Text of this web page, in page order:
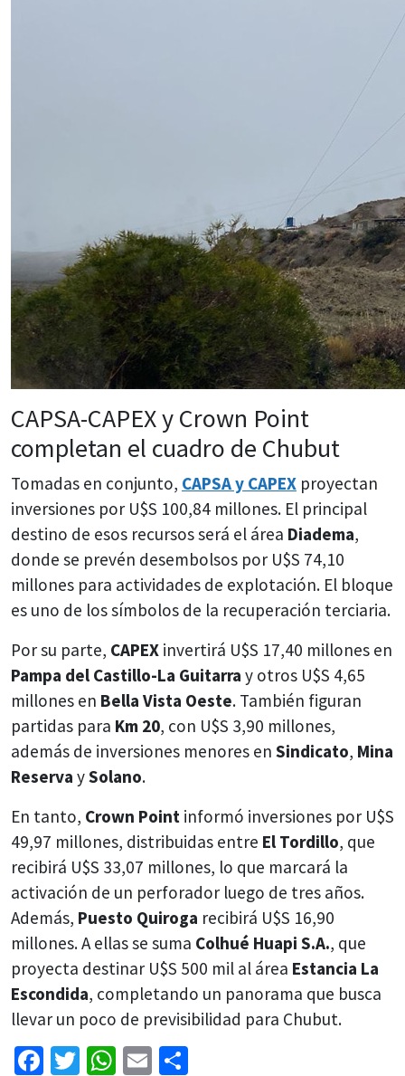
CAPSA-CAPEX y Crown Point
completan el cuadro de Chubut
Tomadas en conjunto, CAPSA y CAPEX proyectan
inversiones por U$S 100,84 millones. El principal
destino de esos recursos será el área Diadema,
donde se prevén desembolsos por U$S 74,10
millones para actividades de explotación. El bloque
es uno de los símbolos de la recuperación terciaria.
Por su parte, CAPEX invertirá U$S 17,40 millones en
Pampa del Castillo-La Guitarra y otros U$S 4,65
millones en Bella Vista Oeste. También figuran
partidas para Km 20, con U$S 3,90 millones,
además de inversiones menores en Sindicato, Mina
Reserva ySolano.
En tanto, Crown Point informó inversiones por U$S
49,97 millones, distribuidas entre El Tordillo, que
recibirá U$S 33,07 millones, lo que marcará la
activación de un perforador luego de tres años.
Además, Puesto Quiroga recibirá U$S 16,90
millones. A ellas se suma Colhué Huapi S.A., que
proyecta destinar U$S 500 mil al área Estancia La
Escondida, completando un panorama que busca
llevar un poco de previsibilidad para Chubut.
Facebook
Twitter
WhatsApp
Email